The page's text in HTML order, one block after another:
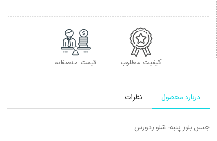
قیمت منصفانه کیفیت مطلوب
درباره محصول نظرات
جنس بلوز پنبه- شلواردورس